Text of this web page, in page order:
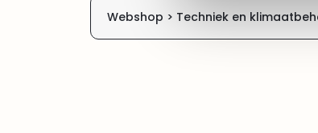
Webshop > Techniek en